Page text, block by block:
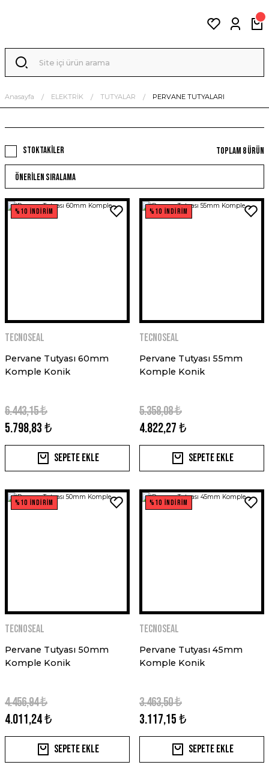
Anasayfa ELEKTRİK TUTYALAR PERVANE TUTYALARI
Stoktakiler Toplam 8 ürün
%10 İNDİRİM
TECNOSEAL
Pervane Tutyası 60mm
Komple Konik
5.798,83 ₺
6.443,15 ₺
Sepete Ekle
%10 İNDİRİM
TECNOSEAL
Pervane Tutyası 55mm
Komple Konik
4.822,27 ₺
5.358,08 ₺
Sepete Ekle
%10 İNDİRİM
TECNOSEAL
Pervane Tutyası 50mm
Komple Konik
4.011,24 ₺
4.456,94 ₺
Sepete Ekle
%10 İNDİRİM
TECNOSEAL
Pervane Tutyası 45mm
Komple Konik
3.117,15 ₺
3.463,50 ₺
Sepete Ekle